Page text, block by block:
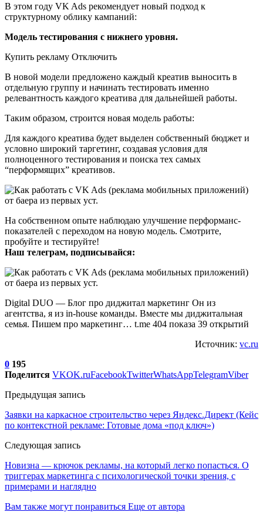
В этом году VK Ads рекомендует новый подход к
структурному облику кампаний:
Модель тестирования с нижнего уровня.
Купить рекламу Отключить
В новой модели предложено каждый креатив выносить в
отдельную группу и начинать тестировать именно
релевантность каждого креатива для дальнейшей работы.
Таким образом, строится новая модель работы:
Для каждого креатива будет выделен собственный бюджет и
условно широкий таргетинг, создавая условия для
полноценного тестирования и поиска тех самых
“перформящих” креативов.
На собственном опыте наблюдаю улучшение перформанс-
показателей с переходом на новую модель. Смотрите,
пробуйте и тестируйте!
Наш телеграм, подписывайся:
Digital DUO — Блог про диджитал маркетинг Он из
агентства, я из in-house команды. Вместе мы диджитальная
семья. Пишем про маркетинг… t.me 404 показа 39 открытий
Источник: vc.ru
0 195
Поделится VKOK.ruFacebookTwitterWhatsAppTelegramViber
Предыдущая запись
Заявки на каркасное строительство через Яндекс.Директ (Кейс
по контекстной рекламе: Готовые дома «под ключ»)
Следующая запись
Новизна — крючок рекламы, на который легко попасться. О
триггерах маркетинга с психологической точки зрения, с
примерами и наглядно
Вам также могут понравиться Еще от автора